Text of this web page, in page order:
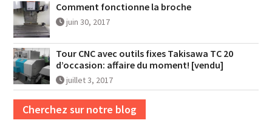
Comment fonctionne la broche
juin 30, 2017
Tour CNC avec outils fixes Takisawa TC 20
d’occasion: affaire du moment! [vendu]
juillet 3, 2017
Cherchez sur notre blog